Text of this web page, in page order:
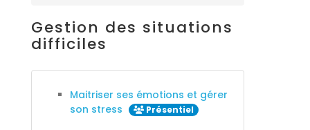
Gestion des situations
difficiles
Maitriser ses émotions et gérer
son stress
Présentiel